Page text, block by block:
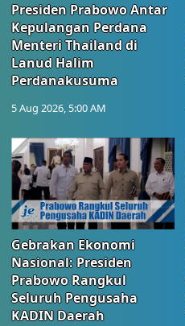
Presiden Prabowo Antar
Kepulangan Perdana
Menteri Thailand di
Lanud Halim
Perdanakusuma
5 Aug 2026, 5:00 AM
Gebrakan Ekonomi
Nasional: Presiden
Prabowo Rangkul
Seluruh Pengusaha
KADIN Daerah